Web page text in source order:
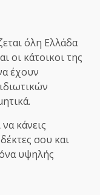
όλη Ελλάδα
οι κάτοικοι της
έχουν
κάνεις
σου και
υψηλής